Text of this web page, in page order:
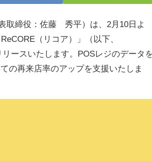
取締役：佐藤 秀平）は、2月10日よ
（リコア）」（以下、
ースいたします。POSレジのデータ
の再来店率のアップを支援いたしま